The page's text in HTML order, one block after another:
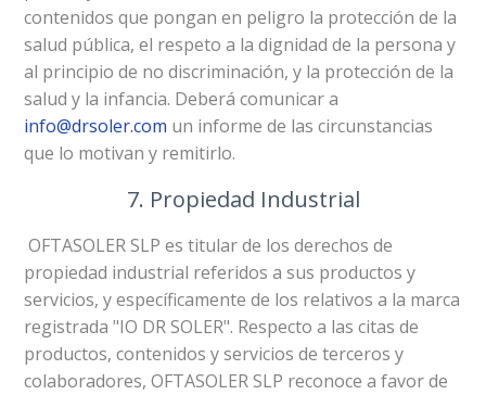
contenidos que pongan en peligro la protección de la
salud pública, el respeto a la dignidad de la persona y
al principio de no discriminación, y la protección de la
salud y la infancia. Deberá comunicar a
info@drsoler.com un informe de las circunstancias
que lo motivan y remitirlo.
7. Propiedad Industrial
OFTASOLER SLP es titular de los derechos de
propiedad industrial referidos a sus productos y
servicios, y específicamente de los relativos a la marca
registrada "IO DR SOLER". Respecto a las citas de
productos, contenidos y servicios de terceros y
colaboradores, OFTASOLER SLP reconoce a favor de